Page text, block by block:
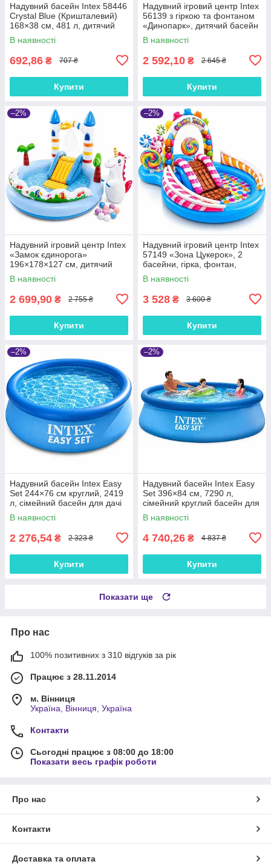
Надувний басейн Intex 58446
Crystal Blue (Кришталевий)
168×38 см, 481 л, дитячий
круглий, 3 кільця, від 3 років
В наявності
692,86 ₴ 707 ₴
Купити
Надувний ігровий центр Intex
56139 з гіркою та фонтаном
«Динопарк», дитячий басейн
201×157×69 см, 160 л, від 2
років
В наявності
2 592,10 ₴ 2 645 ₴
Купити
–2%
Надувний ігровий центр Intex
«Замок єдинорога»
196×178×127 см, дитячий
басейн з гіркою та фонтаном,
234 л, до 54 кг, від 2 років
В наявності
2 699,90 ₴ 2 755 ₴
Купити
–2%
Надувний ігровий центр Intex
57149 «Зона Цукерок», 2
басейни, гірка, фонтан,
259×191×130 см, 6 м'ячів
В наявності
3 528 ₴ 3 600 ₴
Купити
–2%
Надувний басейн Intex Easy
Set 244×76 см круглий, 2419
л, сімейний басейн для дачі
та двору
В наявності
2 276,54 ₴ 2 323 ₴
Купити
–2%
Надувний басейн Intex Easy
Set 396×84 см, 7290 л,
сімейний круглий басейн для
дачі та двору
В наявності
4 740,26 ₴ 4 837 ₴
Купити
Показати ще
Про нас
100% позитивних з 310 відгуків за рік
Працює з 28.11.2014
м. Вінниця
Україна, Вінниця, Україна
Контакти
Сьогодні працює з 08:00 до 18:00
Показати весь графік роботи
Про нас
Контакти
Доставка та оплата